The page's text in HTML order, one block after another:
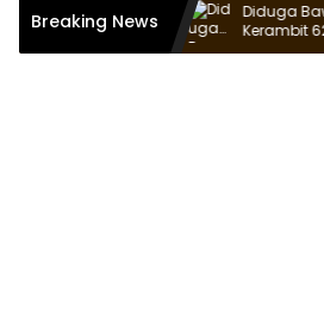
Breaking News
Diduga Bawa
Kerambit 627
Sun Bendera